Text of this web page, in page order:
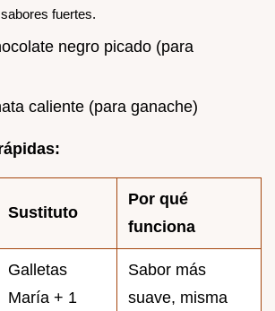
fuertes.
negro picado (para
caliente (para ganache)
Sustituto
Por qué
funciona
Galletas
María + 1
Sabor más
suave, misma